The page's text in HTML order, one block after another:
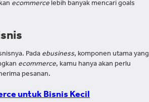
ecommerce lebih banyak mencari goals
Pada ebusiness, komponen utama yang
ecommerce, kamu hanya akan perlu
pesanan.
untuk Bisnis Kecil